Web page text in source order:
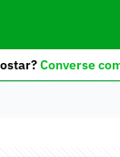
Converse